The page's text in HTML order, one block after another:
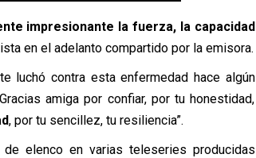
impresionante la fuerza, la capacidad
en el adelanto compartido por la emisora.
luchó contra esta enfermedad hace algún
amiga por confiar, por tu honestidad,
, por tu sencillez, tu resiliencia”.
elenco en varias teleseries producidas